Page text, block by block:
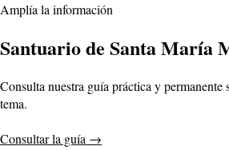
Amplía la información
Santuario de Santa María
Consulta nuestra guía práctica y permanente
tema.
Consultar la guía →